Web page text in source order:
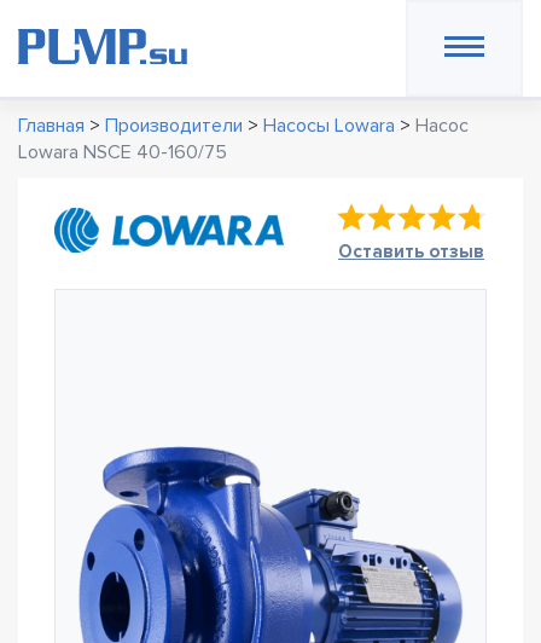
Главная > Производители > Насосы Lowara > Насос
Lowara NSCE 40-160/75
Оставить отзыв